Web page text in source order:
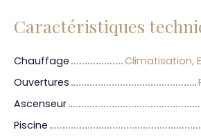
Caractéristiques
Chauffage
Climatisation,
Ouvertures
Ascenseur
Piscine